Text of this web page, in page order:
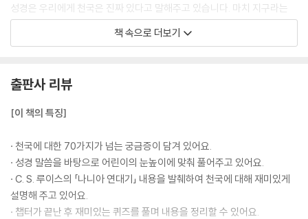
성경은 우리에게 천국은 진짜 있다고 말해주고 있습니다. 마치 지구라는
땅이 진짜 존재하는 행성인 것처럼요. 사실 하나님은 우리가 영원히 살아
갈 천국을 ‘새 땅’이라고 부르십니다. 예수님을 믿으면, 우리는 죽어서 천국
리가 아무리 열심히 상상해본다 하더라도, 상상 그 이상으로 훨씬 아름다
울 것입니다. 그렇다고 천국을 떠올릴 때, 우리의 상상력을 쓰지 말라는 법
---「천국은 정말 있나요?」중에서
많은 사람들이 착하게 살면 천국에 갈 수 있을 거라고 믿습니다. 그러나 성
경에서는 어느 누구도 천국에 갈 수 있을 만큼 착하지 않다고 말합니다. 우
리는 모두 엉망인 상태입니다. 이것은 ‘죄’라고 불리기도 하죠.
책 속으로 더보기
출판사 리뷰
[이 책의 특징]
· 천국에 대한 70가지가 넘는 궁금증이 담겨 있어요.
· 성경 말씀을 바탕으로 어린이의 눈높이에 맞춰 풀어주고 있어요.
· C. S. 루이스의 「나니아 연대기」 내용을 발췌하여 천국에 대해 재미있게
설명해 주고 있어요.
· 챕터가 끝난 후 재미있는 퀴즈를 풀며 내용을 정리할 수 있어요.